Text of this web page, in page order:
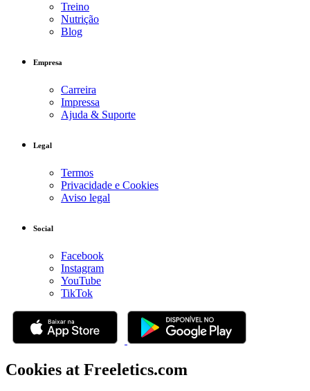
Treino
Nutrição
Blog
Empresa
Carreira
Impressa
Ajuda & Suporte
Legal
Termos
Privacidade e Cookies
Aviso legal
Social
Facebook
Instagram
YouTube
TikTok
Cookies at Freeletics.com